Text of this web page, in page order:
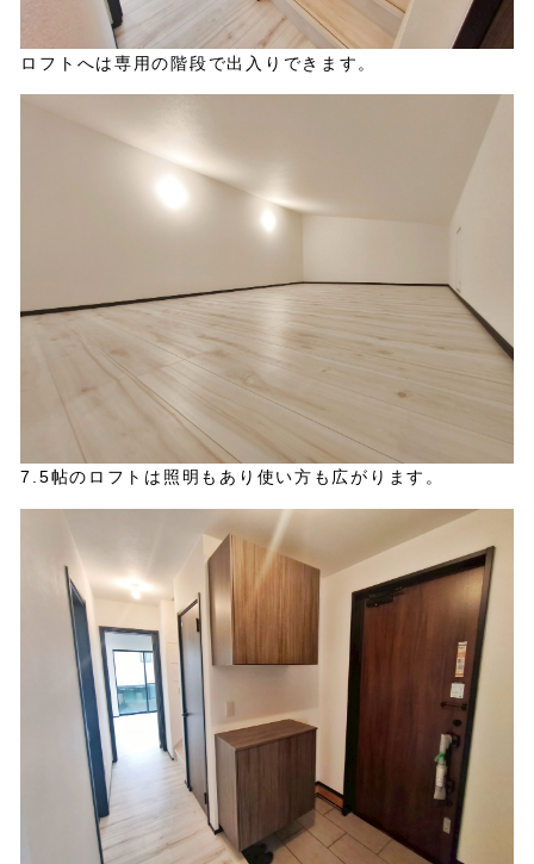
ロフトへは専用の階段で出入りできます。
7.5帖のロフトは照明もあり使い方も広がります。